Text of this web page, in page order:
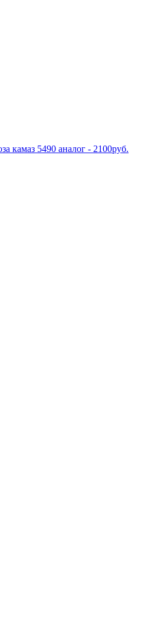
камаз 5490 аналог - 2100руб.